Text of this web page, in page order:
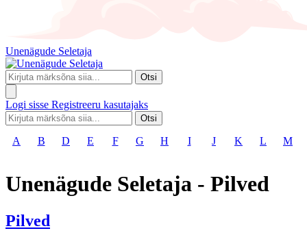
Unenägude Seletaja
Otsi
Logi sisse Registreeru kasutajaks
Otsi
A B D E F G H I J K L M
Unenägude Seletaja - Pilved
Pilved